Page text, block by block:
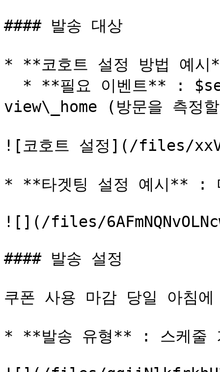
#### 발송 대상
* **코호트 설정 방법 예
view\_home (방문을 측정
![코호트 설정](/files/
* **타겟팅 설정 예시** :
![](/files/
#### 발송 설정
쿠폰 사용 마감 당일 아침
* **발송 유형** : 스케줄